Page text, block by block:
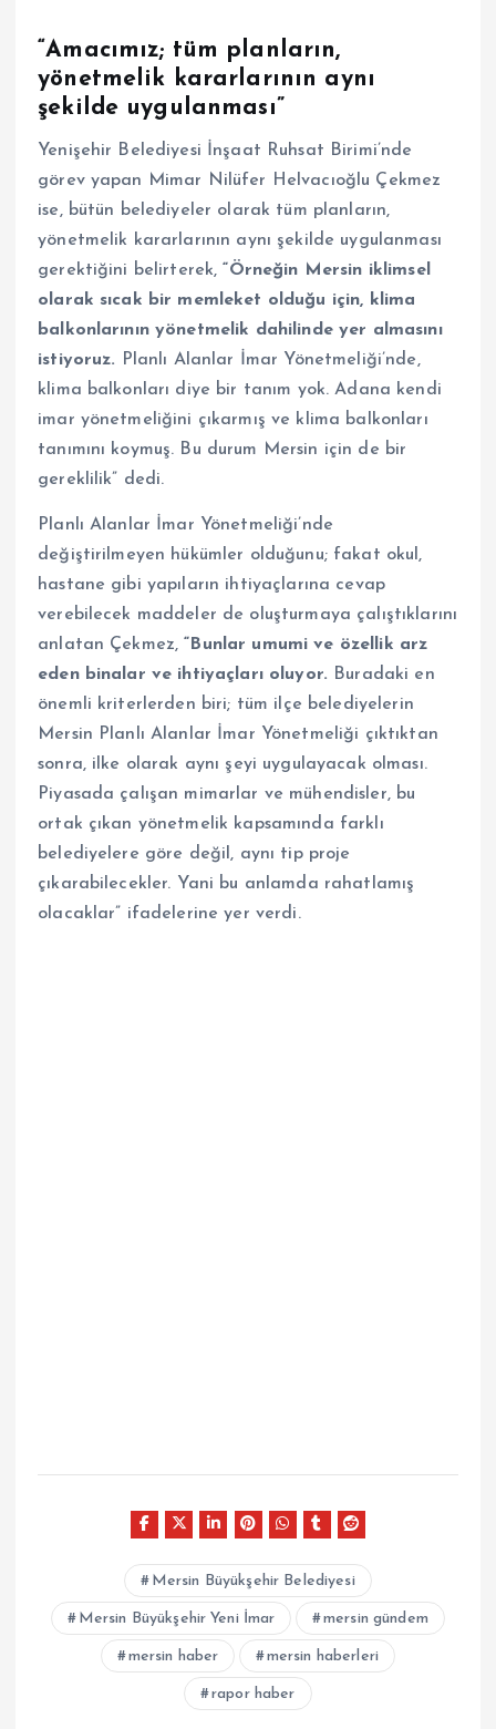
“Amacımız; tüm planların,
yönetmelik kararlarının aynı
şekilde uygulanması”
Yenişehir Belediyesi İnşaat Ruhsat Birimi’nde
görev yapan Mimar Nilüfer Helvacıoğlu Çekmez
ise, bütün belediyeler olarak tüm planların,
yönetmelik kararlarının aynı şekilde uygulanması
gerektiğini belirterek, “Örneğin Mersin iklimsel
olarak sıcak bir memleket olduğu için, klima
balkonlarının yönetmelik dahilinde yer almasını
istiyoruz. Planlı Alanlar İmar Yönetmeliği’nde,
klima balkonları diye bir tanım yok. Adana kendi
imar yönetmeliğini çıkarmış ve klima balkonları
tanımını koymuş. Bu durum Mersin için de bir
gereklilik” dedi.
Planlı Alanlar İmar Yönetmeliği’nde
değiştirilmeyen hükümler olduğunu; fakat okul,
hastane gibi yapıların ihtiyaçlarına cevap
verebilecek maddeler de oluşturmaya çalıştıklarını
anlatan Çekmez,“Bunlar umumi ve özellik arz
eden binalar ve ihtiyaçları oluyor. Buradaki en
önemli kriterlerden biri; tüm ilçe belediyelerin
Mersin Planlı Alanlar İmar Yönetmeliği çıktıktan
sonra, ilke olarak aynı şeyi uygulayacak olması.
Piyasada çalışan mimarlar ve mühendisler, bu
ortak çıkan yönetmelik kapsamında farklı
belediyelere göre değil, aynı tip proje
çıkarabilecekler. Yani bu anlamda rahatlamış
olacaklar” ifadelerine yer verdi.
Mersin Büyükşehir Belediyesi
Mersin Büyükşehir Yeni İmar mersin gündem
mersin haber mersin haberleri
rapor haber